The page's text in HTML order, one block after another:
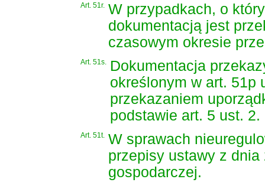
Art. 51r. W przypadkach, o
dokumentacją jest
czasowym okresie
Art. 51s. Dokumentacja
określonym w art. 51p
przekazaniem
podstawie art. 5 ust. 2.
Art. 51t. W sprawach
przepisy ustawy z dnia
gospodarczej.